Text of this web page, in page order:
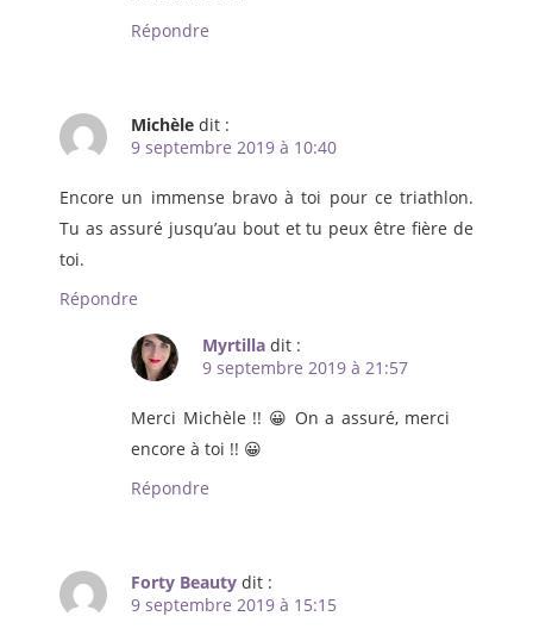
Répondre
Michèle dit :
9 septembre 2019 à 10:40
Encore un immense bravo à toi pour ce triathlon.
Tu as assuré jusqu’au bout et tu peux être fière de
toi.
Répondre
Myrtilla dit :
9 septembre 2019 à 21:57
Merci Michèle !! 😀 On a assuré, merci
encore à toi !! 😀
Répondre
Forty Beauty dit :
9 septembre 2019 à 15:15